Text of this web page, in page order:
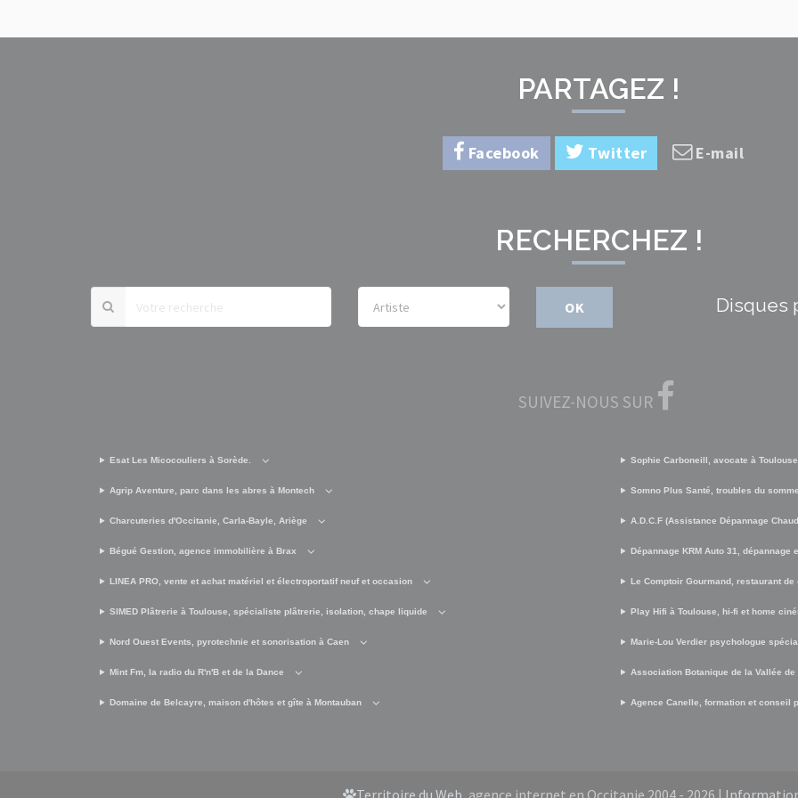
PARTAGEZ !
Facebook Twitter E-mail
RECHERCHEZ !
OK Disques
SUIVEZ-NOUS SUR
Esat Les Micocouliers à Sorède.
Agrip Aventure, parc dans les abres à Montech
Charcuteries d'Occitanie, Carla-Bayle, Ariège
Bégué Gestion, agence immobilière à Brax
LINEA PRO, vente et achat matériel et électroportatif neuf et occasion
SIMED Plâtrerie à Toulouse, spécialiste plâtrerie, isolation, chape liquide
Nord Ouest Events, pyrotechnie et sonorisation à Caen
Mint Fm, la radio du R'n'B et de la Dance
Domaine de Belcayre, maison d'hôtes et gîte à Montauban
Sophie Carboneill, avocate à Toulouse
Somno Plus Santé, troubles du
A.D.C.F (Assistance Dépannage
Dépannage KRM Auto 31, dépannage
Le Comptoir Gourmand, restaurant
Play Hifi à Toulouse, hi-fi et home
Marie-Lou Verdier psychologue
Association Botanique de la Vallée
Agence Canelle, formation et conseil
Territoire du Web , agence internet en Occitanie 2004 - 2026 |